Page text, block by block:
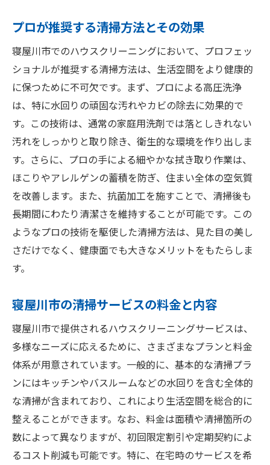
プロが推奨する清掃方法とその効果
寝屋川市でのハウスクリーニングにおいて、プロフェッ
ショナルが推奨する清掃方法は、生活空間をより健康的
に保つために不可欠です。まず、プロによる高圧洗浄
は、特に水回りの頑固な汚れやカビの除去に効果的で
す。この技術は、通常の家庭用洗剤では落としきれない
汚れをしっかりと取り除き、衛生的な環境を作り出しま
す。さらに、プロの手による細やかな拭き取り作業は、
ほこりやアレルゲンの蓄積を防ぎ、住まい全体の空気質
を改善します。また、抗菌加工を施すことで、清掃後も
長期間にわたり清潔さを維持することが可能です。この
ようなプロの技術を駆使した清掃方法は、見た目の美し
さだけでなく、健康面でも大きなメリットをもたらしま
す。
寝屋川市の清掃サービスの料金と内容
寝屋川市で提供されるハウスクリーニングサービスは、
多様なニーズに応えるために、さまざまなプランと料金
体系が用意されています。一般的に、基本的な清掃プラ
ンにはキッチンやバスルームなどの水回りを含む全体的
な清掃が含まれており、これにより生活空間を総合的に
整えることができます。なお、料金は面積や清掃箇所の
数によって異なりますが、初回限定割引や定期契約によ
るコスト削減も可能です。特に、在宅時のサービスを希